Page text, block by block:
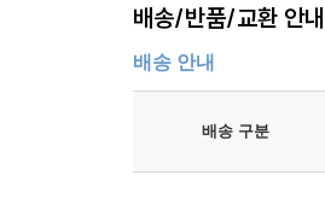
배송/반품/교환 안내
배송 안내
배송 구분